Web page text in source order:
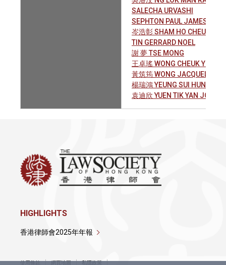
SALECHA URVASHI
SEPHTON PAUL JAMES
岑浩彰 SHAM HO CHEUNG
TIN GERRARD NOEL
謝 夢 TSE MONG
王卓瑤 WONG CHEUK YIU
黃筑筠 WONG JACQUELYN
楊瑞鴻 YEUNG SUI HUNG
袁迪欣 YUEN TIK YAN JOYCE
HIGHLIGHTS
香港律師會2025年年報
使用條款 網頁地圖 私隱政策